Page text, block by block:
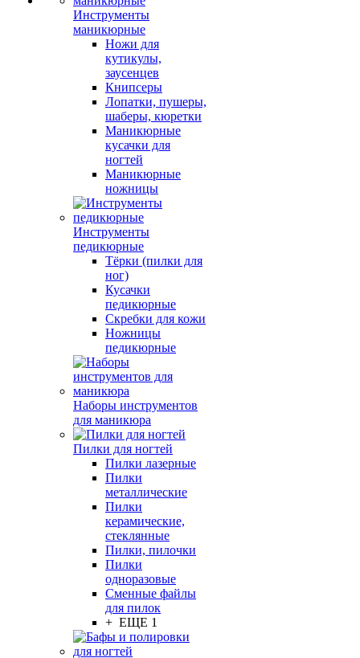
Инструменты
маникюрные
Ножи для
кутикулы,
заусенцев
Книпсеры
Лопатки, пушеры,
шаберы, кюретки
Маникюрные
кусачки для
ногтей
Маникюрные
ножницы
Инструменты
педикюрные
Тёрки (пилки для
ног)
Кусачки
педикюрные
Скребки для кожи
Ножницы
педикюрные
Наборы инструментов
для маникюра
Пилки для ногтей
Пилки лазерные
Пилки
металлические
Пилки
керамические,
стеклянные
Пилки, пилочки
Пилки
одноразовые
Сменные файлы
для пилок
+ ЕЩЕ 1